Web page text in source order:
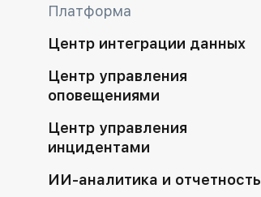
Платформа
Центр интеграции данных
Центр управления
оповещениями
Центр управления
инцидентами
ИИ-аналитика и отчетность